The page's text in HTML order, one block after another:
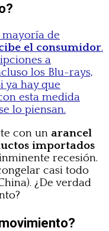
de
el consumidor.
a
los Blu-rays,
ya hay que
esta medida
lo piensan.
con un arancel
importados
recesión.
casi todo
¿De verdad